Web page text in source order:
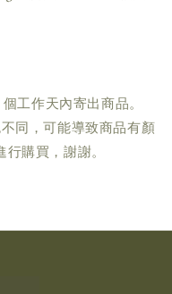
工作天內寄出商品。
同，可能導致商品有顏
購買，謝謝。